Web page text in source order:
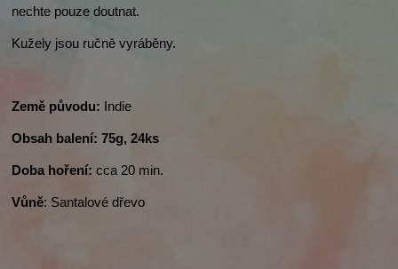
nechte pouze doutnat.
Kužely jsou ručně vyráběny.
Země původu: Indie
Obsah balení: 75g, 24ks
Doba hoření: cca 20 min.
Vůně: Santalové dřevo